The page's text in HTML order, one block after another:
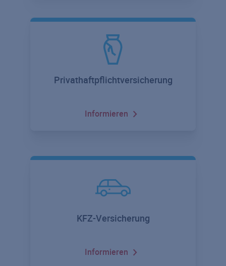
KFZ-Versicherung
Informieren
Privathaftpflichtversicherung
Informieren